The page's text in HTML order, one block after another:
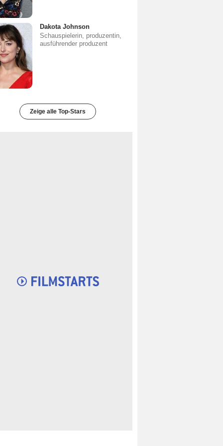
Dakota Johnson
Schauspielerin, produzentin,
ausführender produzent
Zeige alle Top-Stars